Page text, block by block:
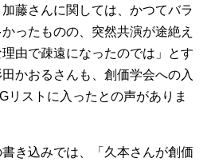
藤さんに関しては、かつてバラ
ったものの、突然共演が途絶え
由で疎遠になったのでは」とす
かおるさんも、創価学会への入
リストに入ったとの声がありま
き込みでは、「久本さんが創価